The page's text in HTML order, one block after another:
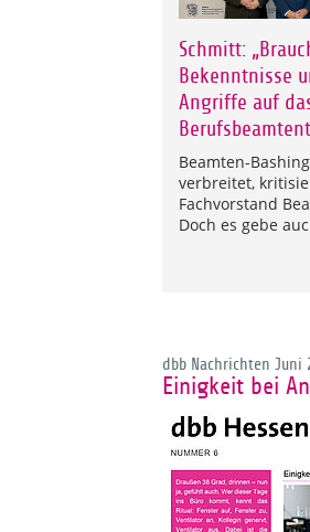
Schmitt:
Bekenntnisse
Angriffe auf
Beamten-
verbreitet,
Fachvorstand
Doch es gebe
dbb Nachrichten Juni
Einigkeit bei